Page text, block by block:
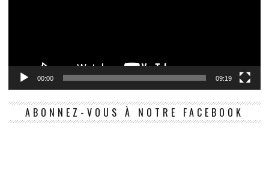
00:00 09:19
ABONNEZ-VOUS À NOTRE FACEBOOK